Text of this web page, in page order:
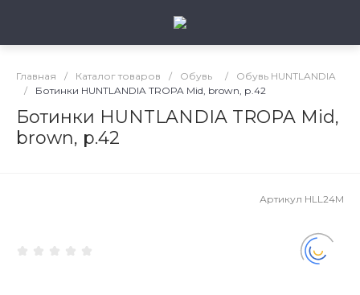
Главная / Каталог товаров / Обувь /
Обувь HUNTLANDIA
/
Ботинки HUNTLANDIA TROPA Mid, brown, р.42
Ботинки HUNTLANDIA TROPA Mid,
brown, р.42
Артикул HLL24M